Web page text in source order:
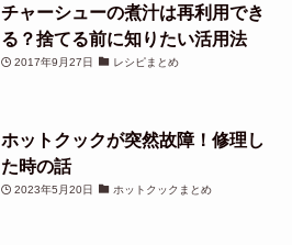
チャーシューの煮汁は再利用でき
る？捨てる前に知りたい活用法
2017年9月27日 レシピまとめ
ホットクックが突然故障！修理し
た時の話
2023年5月20日 ホットクックまとめ